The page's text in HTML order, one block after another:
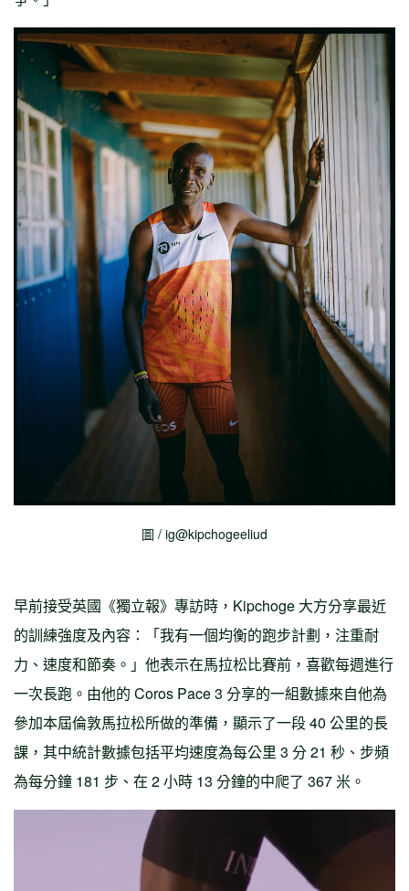
圖 / ig@kipchogeeliud
早前接受英國《獨立報》專訪時，Kipchoge 大方分享最近
的訓練強度及內容：「我有一個均衡的跑步計劃，注重耐
力、速度和節奏。」他表示在馬拉松比賽前，喜歡每週進行
一次長跑。由他的 Coros Pace 3 分享的一組數據來自他為
參加本屆倫敦馬拉松所做的準備，顯示了一段 40 公里的長
課，其中統計數據包括平均速度為每公里 3 分 21 秒、步頻
為每分鐘 181 步、在 2 小時 13 分鐘的中爬了 367 米。